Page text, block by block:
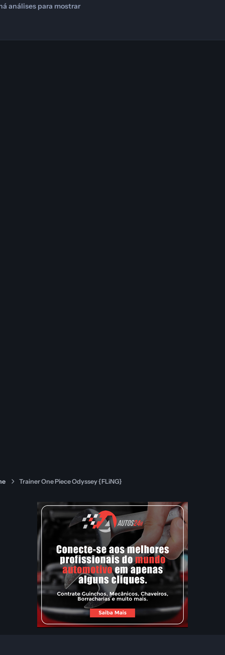
análises para mostrar
Trainer One Piece Odyssey {FLiNG}